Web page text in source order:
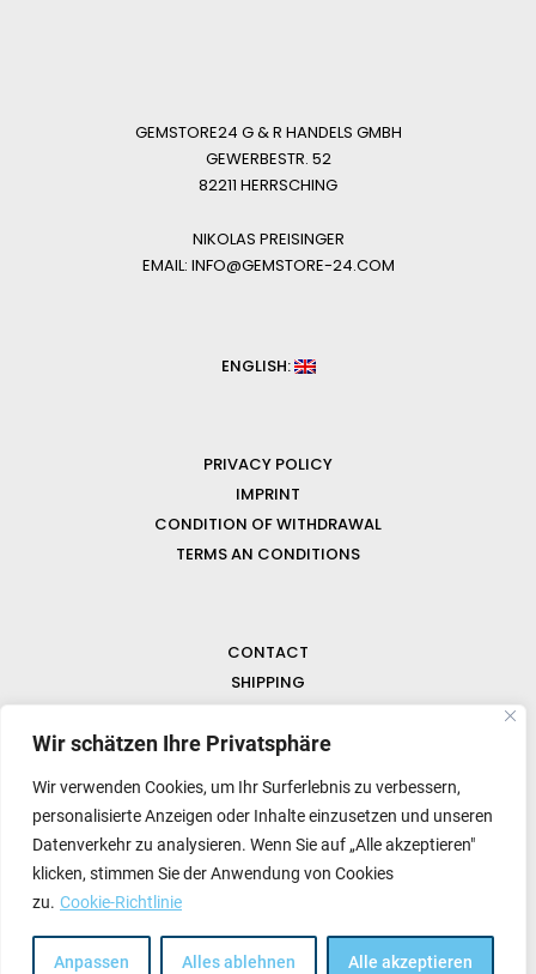
Wir schätzen Ihre Privatsphäre
Wir verwenden Cookies, um Ihr Surferlebnis zu verbessern,
personalisierte Anzeigen oder Inhalte einzusetzen und unseren
Datenverkehr zu analysieren. Wenn Sie auf „Alle akzeptieren"
klicken, stimmen Sie der Anwendung von Cookies
zu. Cookie-Richtlinie
Anpassen Alles ablehnen Alle akzeptieren
GEMSTORE24 G & R HANDELS GMBH
GEWERBESTR. 52
82211 HERRSCHING
NIKOLAS PREISINGER
EMAIL: INFO@GEMSTORE-24.COM
ENGLISH:
PRIVACY POLICY
IMPRINT
CONDITION OF WITHDRAWAL
TERMS AN CONDITIONS
CONTACT
SHIPPING
FAQ
NEWS & GEMSTONES